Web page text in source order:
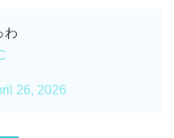
わ
26, 2026